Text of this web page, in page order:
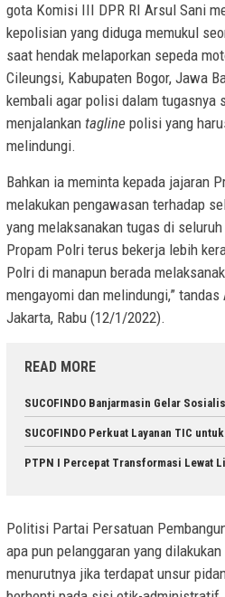
gota Komisi III DPR RI Arsul Sani
kepolisian yang diduga memukul
saat hendak melaporkan sepeda
Cileungsi, Kabupaten Bogor, Jawa
kembali agar polisi dalam tugasnya
menjalankan tagline polisi yang
melindungi.
Bahkan ia meminta kepada jajaran
melakukan pengawasan terhadap
yang melaksanakan tugas di
Propam Polri terus bekerja lebih
Polri di manapun berada
mengayomi dan melindungi,”
Jakarta, Rabu (12/1/2022).
READ MORE
SUCOFINDO Banjarmasin Gelar
SUCOFINDO Perkuat Layanan TIC
PTPN I Percepat Transformasi Lewat
Politisi Partai Persatuan
apa pun pelanggaran yang
menurutnya jika terdapat unsur